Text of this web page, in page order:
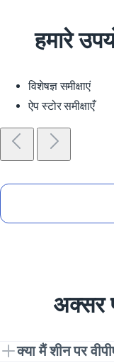
हमारे
विशेषज्ञ समीक्षाएं
ऐप स्टोर समीक्षाएँ
अक्सर
क्या मैं शीन पर